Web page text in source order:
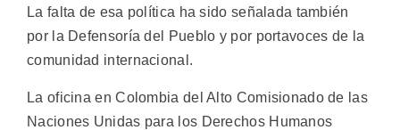
La falta de esa política ha sido señalada también
por la Defensoría del Pueblo y por portavoces de la
comunidad internacional.
La oficina en Colombia del Alto Comisionado de las
Naciones Unidas para los Derechos Humanos